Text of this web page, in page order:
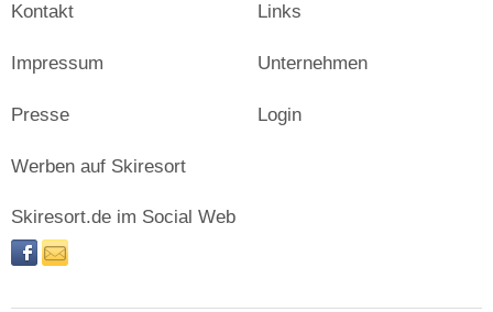
Kontakt
Impressum
Presse
Links
Unternehmen
Login
Werben auf Skiresort
Skiresort.de im Social Web
facebooknewsletter